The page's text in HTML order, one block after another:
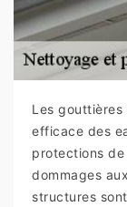
Les gouttières
efficace des
protections
dommages
structures